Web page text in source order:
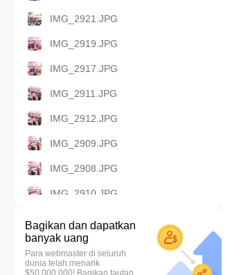
IMG_2921.JPG
IMG_2919.JPG
IMG_2917.JPG
IMG_2911.JPG
IMG_2912.JPG
IMG_2909.JPG
IMG_2908.JPG
IMG_2910.JPG
IMG_2907.JPG
IMG_2905.JPG
Bagikan dan dapatkan
banyak uang
Para webmaster di seluruh
dunia telah menarik
$50.000.000! Bagikan tautan